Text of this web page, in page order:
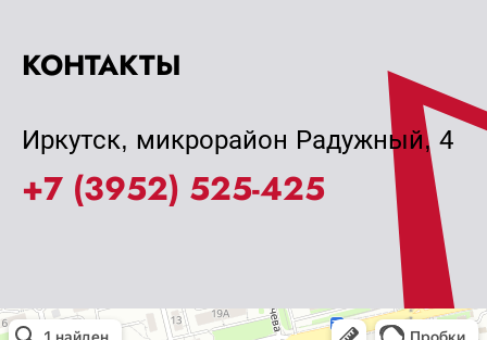
КОНТАКТЫ
Иркутск, микрорайон Радужный, 4
+7 (3952) 525-425